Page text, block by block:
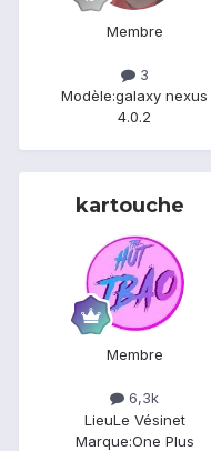
Membre
3
Modèle:galaxy nexus
4.0.2
kartouche
Membre
6,3k
LieuLe Vésinet
Marque:One Plus